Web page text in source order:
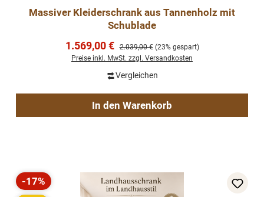
Massiver Kleiderschrank aus Tannenholz mit
Schublade
Verkaufspreis:
1.569,00 € Regulärer Preis:
2.039,00 € (23% gespart)
Preise inkl. MwSt. zzgl. Versandkosten
Vergleichen
In den Warenkorb
Rabatt
-17%